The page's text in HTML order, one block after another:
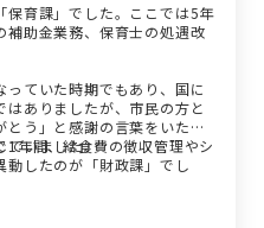
保育課」でした。ここでは5年
補助金業務、保育士の処遇改
ていた時期でもあり、国に
ありましたが、市民の方と
う」と感謝の言葉をいただ
ていました。
年間、給食費の徴収管理やシ
動したのが「財政課」でし